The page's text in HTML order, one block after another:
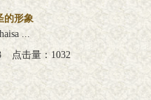
的形象
...
点击量：1032